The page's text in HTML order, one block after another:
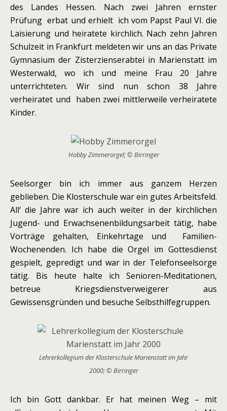
des Landes Hessen. Nach zwei Jahren ernster
Prüfung erbat und erhielt ich vom Papst Paul VI. die
Laisierung und heiratete kirchlich. Nach zehn Jahren
Schulzeit in Frankfurt meldeten wir uns an das Private
Gymnasium der Zisterzienserabtei in Marienstatt im
Westerwald, wo ich und meine Frau 20 Jahre
unterrichteten. Wir sind nun schon 38 Jahre
verheiratet und haben zwei mittlerweile verheiratete
Kinder.
Hobby Zimmerorgel; © Birringer
Seelsorger bin ich immer aus ganzem Herzen
geblieben. Die Klosterschule war ein gutes Arbeitsfeld.
All‘ die Jahre war ich auch weiter in der kirchlichen
Jugend- und Erwachsenenbildungsarbeit tätig, habe
Vorträge gehalten, Einkehrtage und Familien-
Wochenenden. Ich habe die Orgel im Gottesdienst
gespielt, gepredigt und war in der Telefonseelsorge
tätig. Bis heute halte ich Senioren-Meditationen,
betreue Kriegsdienstverweigerer aus
Gewissensgründen und besuche Selbsthilfegruppen.
Lehrerkollegium der Klosterschule Marienstatt im Jahr
2000; © Birringer
Ich bin Gott dankbar. Er hat meinen Weg – mit